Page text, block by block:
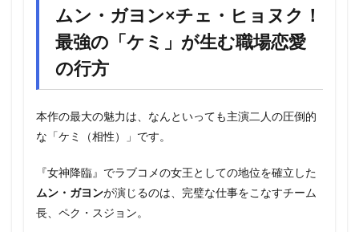
ムン・ガヨン×チェ・ヒョヌク！
最強の「ケミ」が生む職場恋愛
の行方
本作の最大の魅力は、なんといっても主演二人の圧倒的
な「ケミ（相性）」です。
『女神降臨』でラブコメの女王としての地位を確立した
ムン・ガヨンが演じるのは、完璧な仕事をこなすチーム
長、ペク・スジョン。